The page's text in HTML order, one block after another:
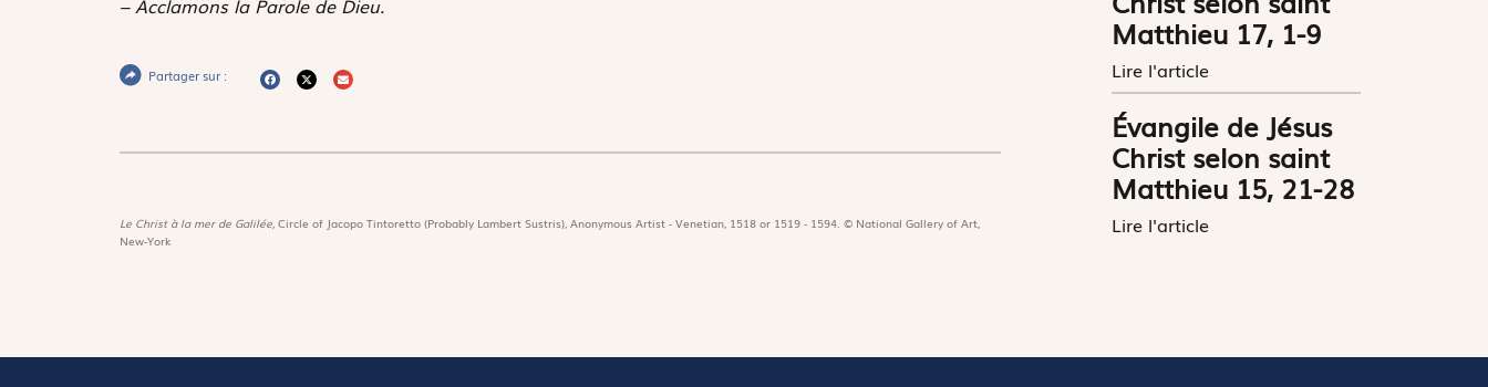
– Acclamons la Parole de Dieu.
Partager sur :
Le Christ à la mer de Galilée, Circle of Jacopo Tintoretto (Probably Lambert Sustris), Anonymous Artist - Venetian, 1518 or 1519 - 1594. © National Gallery of Art,
New-York
Matthieu 17, 1-9
Lire l'article
Évangile de Jésus
Christ selon saint
Matthieu 15, 21-28
Lire l'article